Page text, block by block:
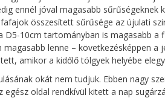
ennél jóval magasabb sűrűségeknek
összesített sűrűsége az újulati
D5-10cm tartományban is magasabb
magasabb lenne – következésképpen
amikor a kidőlő tölgyek helyébe
okát nem tudjuk. Ebben nagy
egész oldal rendkívül kitett a nap